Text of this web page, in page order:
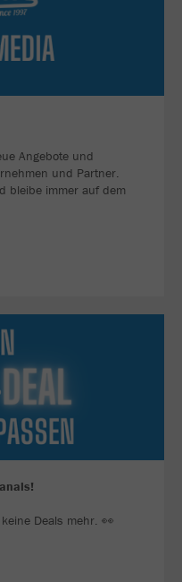
Angebote und
und Partner.
bleibe immer auf dem
Deals mehr. 👀